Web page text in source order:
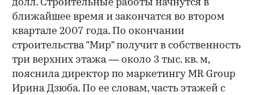
долл. Строительные работы начнутся в
ближайшее время и закончатся во втором
квартале 2007 года. По окончании
строительства "Мир" получит в собственность
три верхних этажа — около 3 тыс. кв. м,
пояснила директор по маркетингу MR Group
Ирина Дзюба. По ее словам, часть этажей с